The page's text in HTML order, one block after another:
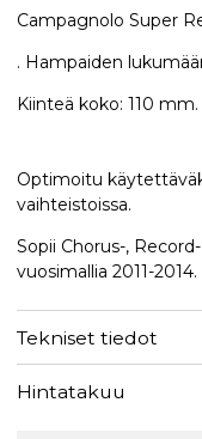
Campagnolo Super
. Hampaiden
Kiinteä koko: 110 mm.
Optimoitu
vaihteistoissa.
Sopii Chorus-,
vuosimallia 2011-2014.
Tekniset tiedot
Hintatakuu